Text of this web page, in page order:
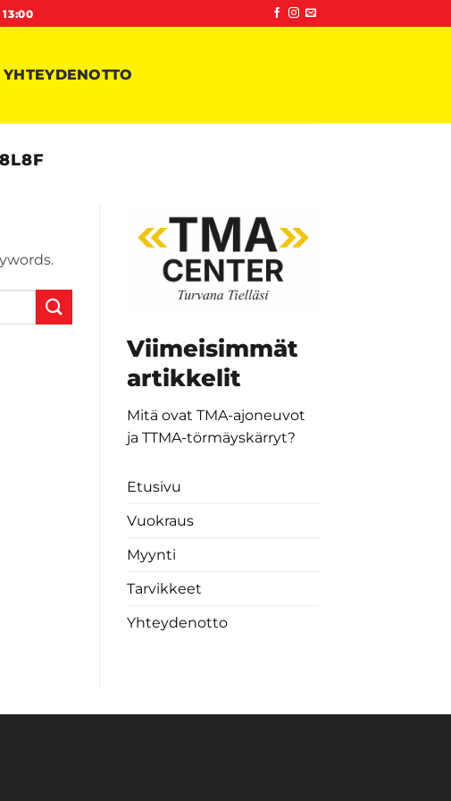
YHTEYDENOTTO
Viimeisimmät
artikkelit
Mitä ovat TMA-ajoneuvot
ja TTMA-törmäyskärryt?
Etusivu
Vuokraus
Myynti
Tarvikkeet
Yhteydenotto